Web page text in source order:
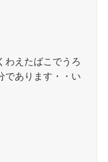
わえたばこでうろ
であります・・い